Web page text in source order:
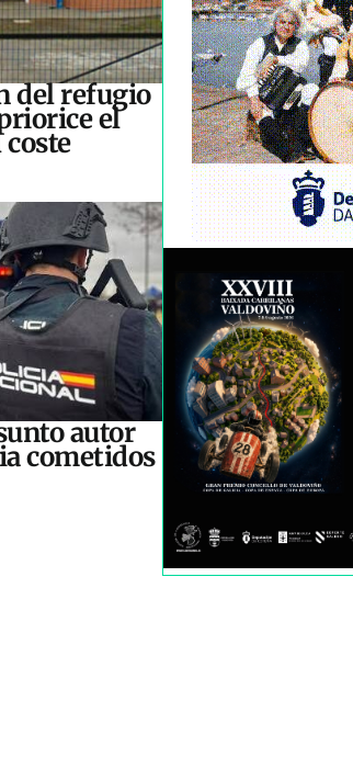
del refugio
el
autor
cometidos